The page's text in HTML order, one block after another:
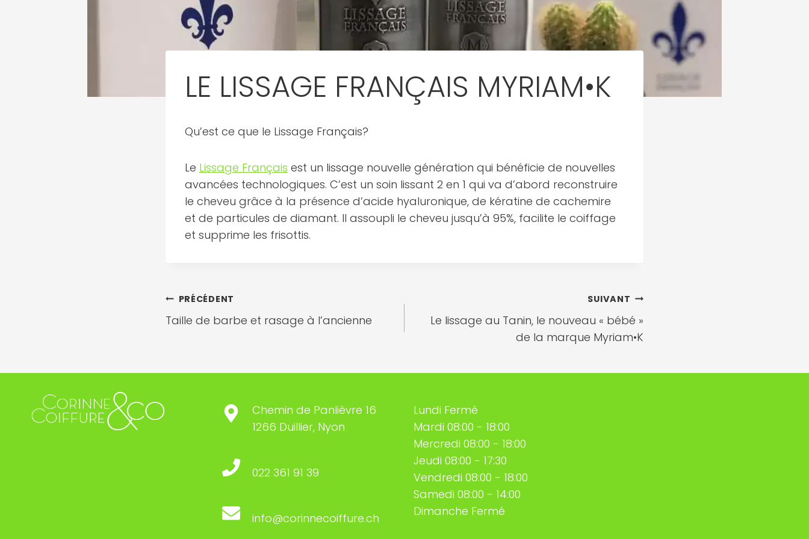
LE LISSAGE FRANÇAIS MYRIAM•K
Qu’est ce que le Lissage Français?
Le Lissage Français est un lissage nouvelle génération qui bénéficie de nouvelles
avancées technologiques. C’est un soin lissant 2 en 1 qui va d’abord reconstruire
le cheveu grâce à la présence d’acide hyaluronique, de kératine de cachemire
et de particules de diamant. Il assoupli le cheveu jusqu’à 95%, facilite le coiffage
et supprime les frisottis.
NAVIGATION
PRÉCÉDENT
Taille de barbe et rasage à l’ancienne
SUIVANT
Le lissage au Tanin, le nouveau « bébé »
de la marque Myriam•K
Chemin de Panlièvre 16
1266 Duillier, Nyon
022 361 91 39
info@corinnecoiffure.ch
Lundi Fermé
Mardi 08:00 - 18:00
Mercredi 08:00 - 18:00
Jeudi 08:00 - 17:30
Vendredi 08:00 - 18:00
Samedi 08:00 - 14:00
Dimanche Fermé